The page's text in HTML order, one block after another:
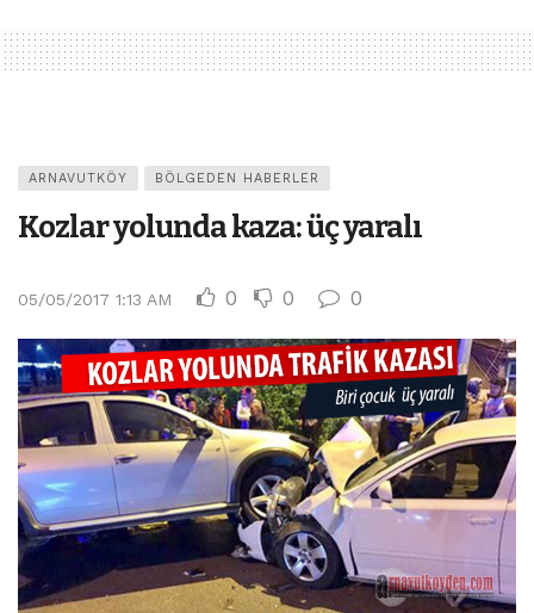
ARNAVUTKÖY BÖLGEDEN HABERLER
Kozlar yolunda kaza: üç yaralı
05/05/2017 1:13 AM 0 0 0